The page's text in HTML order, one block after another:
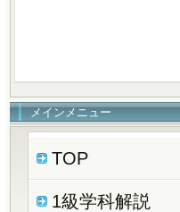
メインメニュー
TOP
1級学科解説